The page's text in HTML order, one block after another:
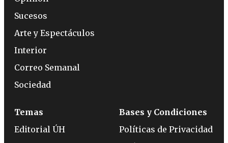
Sucesos
Arte y Espectáculos
Interior
Correo Semanal
Sociedad
Temas
Editorial ÚH
Bases y Condiciones
Políticas de Privacidad